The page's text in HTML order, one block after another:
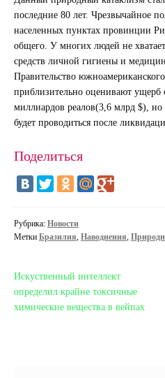
последние 80 лет. Чрезвычайное
населенных пунктах провинции
общего. У многих людей не
средств личной гигиены и
Правительство
приблизительно оценивают ущерб
миллиардов реалов(3,6 млрд $), но
будет проводиться после
Поделиться
Рубрика: Новости
Метки Бразилия Наводнения
Навигация
по
Предыдущая
запись:
Искуственный интеллект
определил крайне токсичные
химические вещества в вейпах